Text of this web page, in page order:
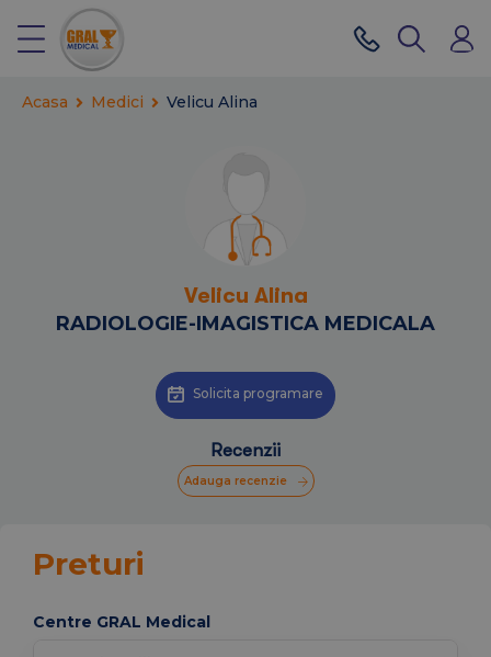
Acasa Medici Velicu Alina
Velicu Alina
RADIOLOGIE-IMAGISTICA MEDICALA
Solicita programare
Recenzii
Adauga recenzie
Preturi
Centre GRAL Medical